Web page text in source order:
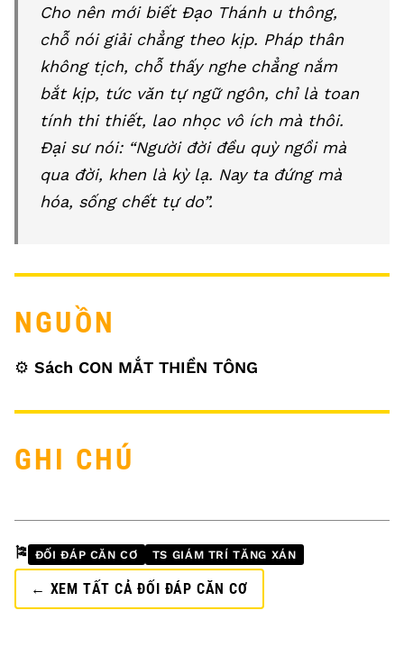
Cho nên mới biết Đạo Thánh u thông,
chỗ nói giải chẳng theo kịp. Pháp thân
không tịch, chỗ thấy nghe chẳng nắm
bắt kịp, tức văn tự ngữ ngôn, chỉ là toan
tính thi thiết, lao nhọc vô ích mà thôi.
Đại sư nói: “Người đời đều quỳ ngồi mà
qua đời, khen là kỳ lạ. Nay ta đứng mà
hóa, sống chết tự do”.
NGUỒN
⚙️ Sách CON MẮT THIỀN TÔNG
GHI CHÚ
🎏 ĐỐI ĐÁP CĂN CƠ TS GIÁM TRÍ TĂNG XÁN
← XEM TẤT CẢ ĐỐI ĐÁP CĂN CƠ